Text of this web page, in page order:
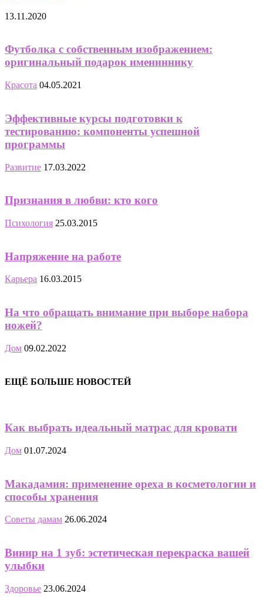
13.11.2020
Футболка с собственным изображением:
оригинальный подарок имениннику
Красота 04.05.2021
Эффективные курсы подготовки к
тестированию: компоненты успешной
программы
Развитие 17.03.2022
Признания в любви: кто кого
Психология 25.03.2015
Напряжение на работе
Карьера 16.03.2015
На что обращать внимание при выборе набора
ножей?
Дом 09.02.2022
ЕЩЁ БОЛЬШЕ НОВОСТЕЙ
Как выбрать идеальный матрас для кровати
Дом 01.07.2024
Макадамия: применение ореха в косметологии и
способы хранения
Советы дамам 26.06.2024
Винир на 1 зуб: эстетическая перекраска вашей
улыбки
Здоровье 23.06.2024